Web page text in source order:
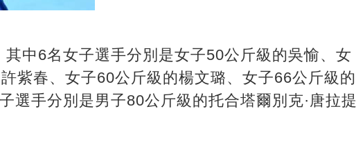
中6名女子選手分別是女子50公斤級的吳愉、女
紫春、女子60公斤級的楊文璐、女子66公斤級的
選手分別是男子80公斤級的托合塔爾別克·唐拉提